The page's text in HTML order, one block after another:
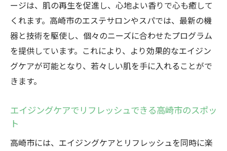
ージは、肌の再生を促進し、心地よい香りで心も癒して
くれます。高崎市のエステサロンやスパでは、最新の機
器と技術を駆使し、個々のニーズに合わせたプログラム
を提供しています。これにより、より効果的なエイジン
グケアが可能となり、若々しい肌を手に入れることがで
きます。
エイジングケアでリフレッシュできる高崎市のスポッ
ト
高崎市には、エイジングケアとリフレッシュを同時に楽